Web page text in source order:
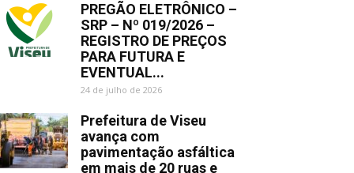
PREGÃO ELETRÔNICO –
SRP – Nº 019/2026 –
REGISTRO DE PREÇOS
PARA FUTURA E
EVENTUAL...
24 de julho de 2026
Prefeitura de Viseu
avança com
pavimentação asfáltica
em mais de 20 ruas e